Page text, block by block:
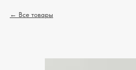
Все товары